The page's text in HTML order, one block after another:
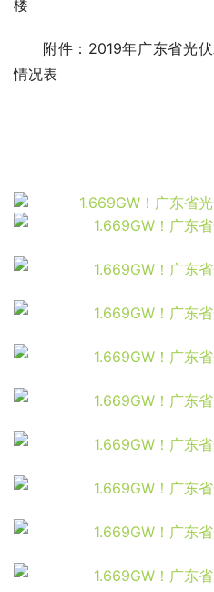
楼
附件：2019年广东省光
情况表